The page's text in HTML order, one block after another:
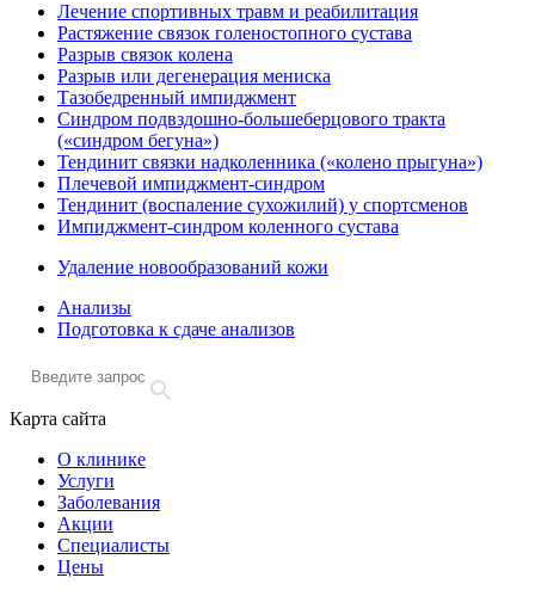
Лечение спортивных травм и реабилитация
Растяжение связок голеностопного сустава
Разрыв связок колена
Разрыв или дегенерация мениска
Тазобедренный импиджмент
Синдром подвздошно-большеберцового тракта
(«синдром бегуна»)
Тендинит связки надколенника («колено прыгуна»)
Плечевой импиджмент-синдром
Тендинит (воспаление сухожилий) у спортсменов
Импиджмент-синдром коленного сустава
Удаление новообразований кожи
Анализы
Подготовка к сдаче анализов
Карта сайта
О клинике
Услуги
Заболевания
Акции
Специалисты
Цены